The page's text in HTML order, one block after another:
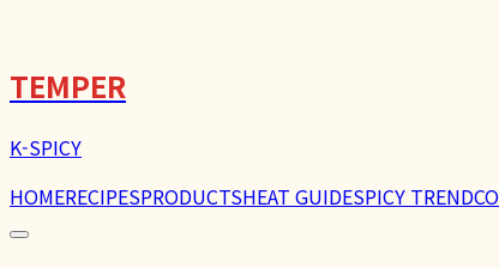
TEMPER
K-SPICY
HOMERECIPESPRODUCTSHEAT GUIDESPICY TREND